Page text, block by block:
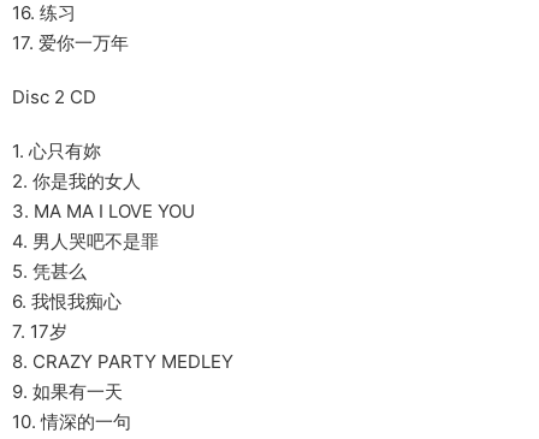
16. 练习
17. 爱你一万年
Disc 2 CD
1. 心只有妳
2. 你是我的女人
3. MA MA I LOVE YOU
4. 男人哭吧不是罪
5. 凭甚么
6. 我恨我痴心
7. 17岁
8. CRAZY PARTY MEDLEY
9. 如果有一天
10. 情深的一句